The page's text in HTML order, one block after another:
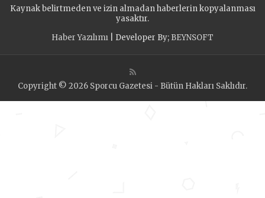
Kaynak belirtmeden ve izin almadan haberlerin kopyalanması
yasaktır.
Haber Yazılımı | Developer By; BEYNSOFT
Copyright © 2026 Sporcu Gazetesi - Bütün Hakları Saklıdır.